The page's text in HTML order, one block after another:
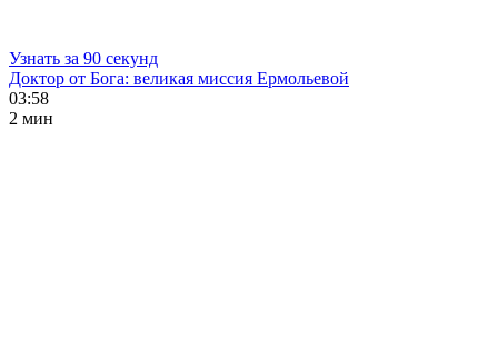
Узнать за 90 секунд
Доктор от Бога: великая миссия Ермольевой
03:58
2 мин